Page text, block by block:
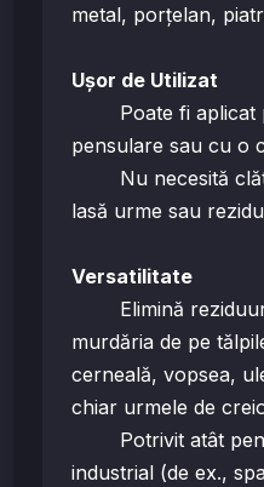
metal, porțelan,
Ușor de Utilizat
Poate fi aplicat
pensulare sau cu o
Nu necesită
lasă urme sau
Versatilitate
Elimină
murdăria de pe
cerneală, vopsea,
chiar urmele de
Potrivit atât
industrial (de ex.,